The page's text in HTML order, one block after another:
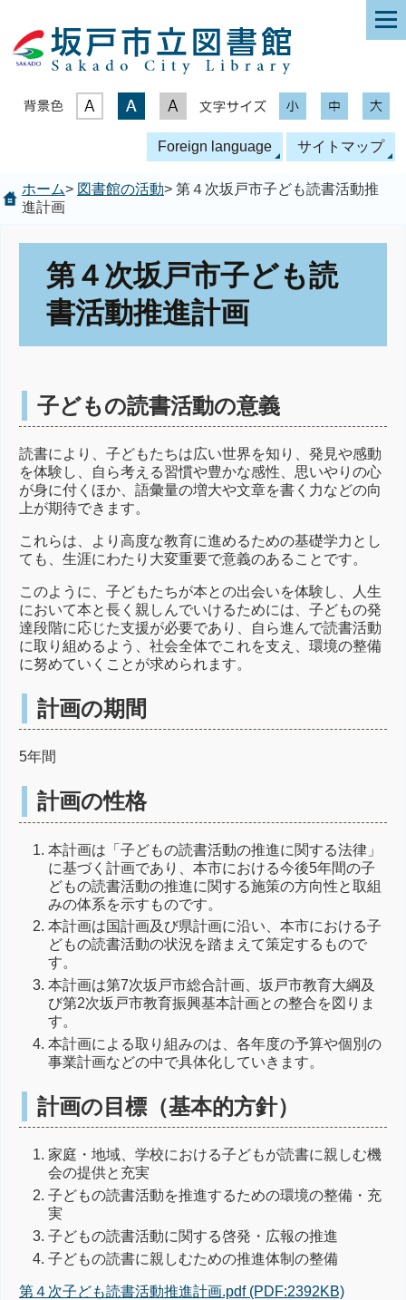
文字サイズ
表示色
Foreign language サイトマップ
ホーム> 図書館の活動> 第４次坂戸市子ども読書活動推
進計画
第４次坂戸市子ども読
書活動推進計画
子どもの読書活動の意義
読書により、子どもたちは広い世界を知り、発見や感動
を体験し、自ら考える習慣や豊かな感性、思いやりの心
が身に付くほか、語彙量の増大や文章を書く力などの向
上が期待できます。
これらは、より高度な教育に進めるための基礎学力とし
ても、生涯にわたり大変重要で意義のあることです。
このように、子どもたちが本との出会いを体験し、人生
において本と長く親しんでいけるためには、子どもの発
達段階に応じた支援が必要であり、自ら進んで読書活動
に取り組めるよう、社会全体でこれを支え、環境の整備
に努めていくことが求められます。
計画の期間
5年間
計画の性格
本計画は「子どもの読書活動の推進に関する法律」
に基づく計画であり、本市における今後5年間の子
どもの読書活動の推進に関する施策の方向性と取組
みの体系を示すものです。
本計画は国計画及び県計画に沿い、本市における子
どもの読書活動の状況を踏まえて策定するもので
す。
本計画は第7次坂戸市総合計画、坂戸市教育大綱及
び第2次坂戸市教育振興基本計画との整合を図りま
す。
本計画による取り組みのは、各年度の予算や個別の
事業計画などの中で具体化していきます。
計画の目標（基本的方針）
家庭・地域、学校における子どもが読書に親しむ機
会の提供と充実
子どもの読書活動を推進するための環境の整備・充
実
子どもの読書活動に関する啓発・広報の推進
子どもの読書に親しむための推進体制の整備
第４次子ども読書活動推進計画.pdf (PDF:2392KB)